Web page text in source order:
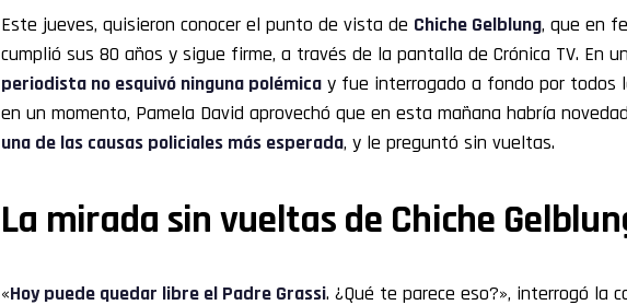
Este jueves, quisieron conocer el punto de vista de Chiche Gelblung, que en
cumplió sus 80 años y sigue firme, a través de la pantalla de Crónica TV. En
periodista no esquivó ninguna polémica y fue interrogado a fondo por todos
en un momento, Pamela David aprovechó que en esta mañana habría
una de las causas policiales más esperada, y le preguntó sin vueltas.
La mirada sin vueltas de Chiche
«Hoy puede quedar libre el Padre Grassi. ¿Qué te parece eso?», interrogó la